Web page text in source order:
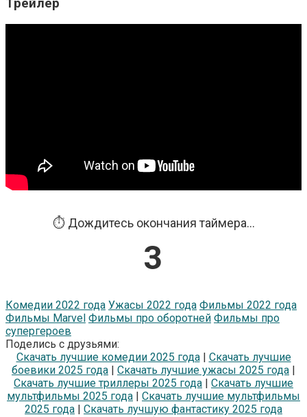
Трейлер
⏱️ Дождитесь окончания таймера...
2
Комедии 2022 года Ужасы 2022 года Фильмы 2022 года
Фильмы Marvel Фильмы про оборотней Фильмы про
супергероев
Поделись с друзьями:
Скачать лучшие комедии 2025 года| Скачать лучшие
боевики 2025 года | Скачать лучшие ужасы 2025 года |
Скачать лучшие триллеры 2025 года | Скачать лучшие
мультфильмы 2025 года | Скачать лучшие мультфильмы
2025 года | Скачать лучшую фантастику 2025 года